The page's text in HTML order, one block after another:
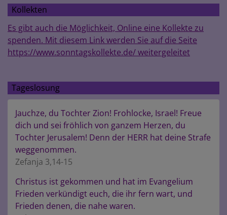
Kollekten
Es gibt auch die Möglichkeit, Online eine Kollekte zu
spenden. Mit diesem Link werden Sie auf die Seite
https://www.sonntagskollekte.de/ weitergeleitet
Tageslosung
Jauchze, du Tochter Zion! Frohlocke, Israel! Freue
dich und sei fröhlich von ganzem Herzen, du
Tochter Jerusalem! Denn der HERR hat deine Strafe
weggenommen.
Zefanja 3,14-15
Christus ist gekommen und hat im Evangelium
Frieden verkündigt euch, die ihr fern wart, und
Frieden denen, die nahe waren.